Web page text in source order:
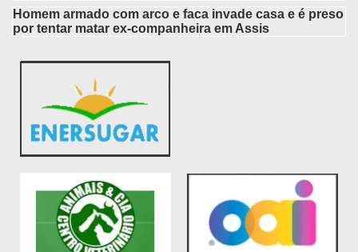
Homem armado com arco e faca invade casa e é preso
por tentar matar ex-companheira em Assis